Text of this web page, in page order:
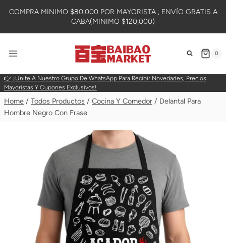
Content
COMPRA MINIMO $80,000 POR MAYORISTA , ENVÍO GRATIS A
CABA(MINIMO $120,000)
0
👉 ¡Unite A Nuestro Grupo De WhatsApp Para Recibir Novedades, Precios
Mayoristas Y Cupones Exclusivos!
Home / Todos Productos / Cocina Y Comedor / Delantal Para
Hombre Negro Con Frase